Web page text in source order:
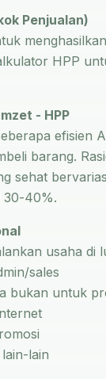
Penjualan)
HPP
- HPP
efisien
barang.
sehat
30-40%.
usaha di
sales
bukan untuk
lain